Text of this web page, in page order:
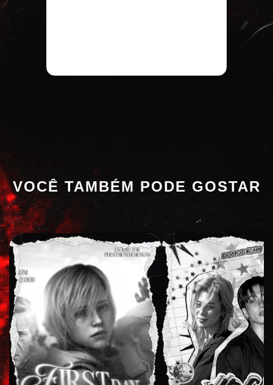
VOCÊ TAMBÉM PODE GOSTAR